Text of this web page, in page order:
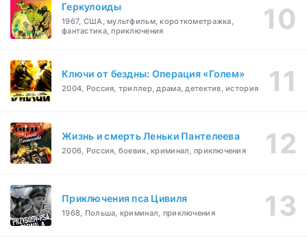
Геркулоиды
1967, США, мультфильм, короткометражка,
фантастика, приключения
Ключи от бездны: Операция «Голем»
2004, Россия, триллер, драма, детектив, история
Жизнь и смерть Леньки Пантелеева
2006, Россия, боевик, криминал, приключения
Приключения пса Цивиля
1968, Польша, криминал, приключения